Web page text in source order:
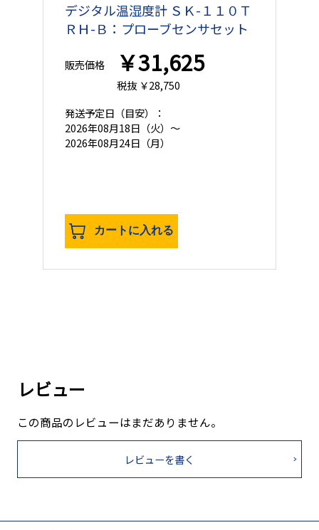
デジタル温湿度計 ＳＫ-１１０Ｔ
ＲＨ-Ｂ：プローブセンサセット
販売価格 ￥31,625
税抜 ￥28,750
発送予定日 （目安）：
2026年08月18日（火）～
2026年08月24日（月）
カートに入れる
レビュー
この商品のレビューはまだありません。
レビューを書く